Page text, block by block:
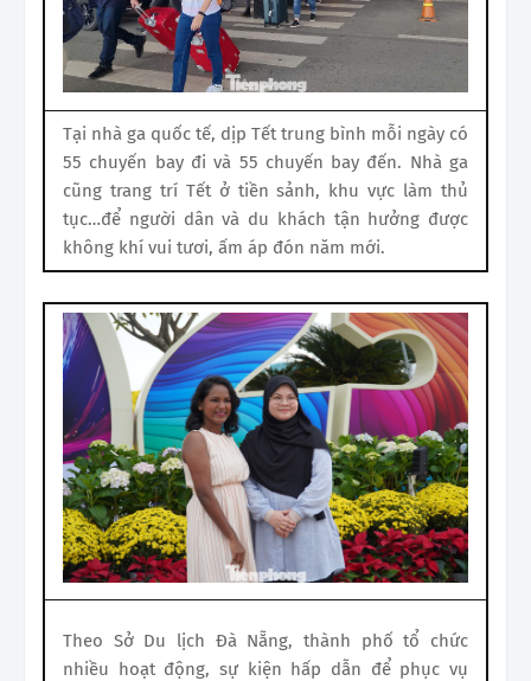
Tại nhà ga quốc tế, dịp Tết trung bình mỗi ngày có
55 chuyến bay đi và 55 chuyến bay đến. Nhà ga
cũng trang trí Tết ở tiền sảnh, khu vực làm thủ
tục…để người dân và du khách tận hưởng được
không khí vui tươi, ấm áp đón năm mới.
Theo Sở Du lịch Đà Nẵng, thành phố tổ chức
nhiều hoạt động, sự kiện hấp dẫn để phục vụ